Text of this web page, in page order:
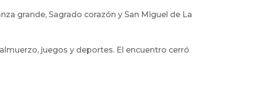
grande, Sagrado corazón y San Miguel de La
juegos y deportes. El encuentro cerró